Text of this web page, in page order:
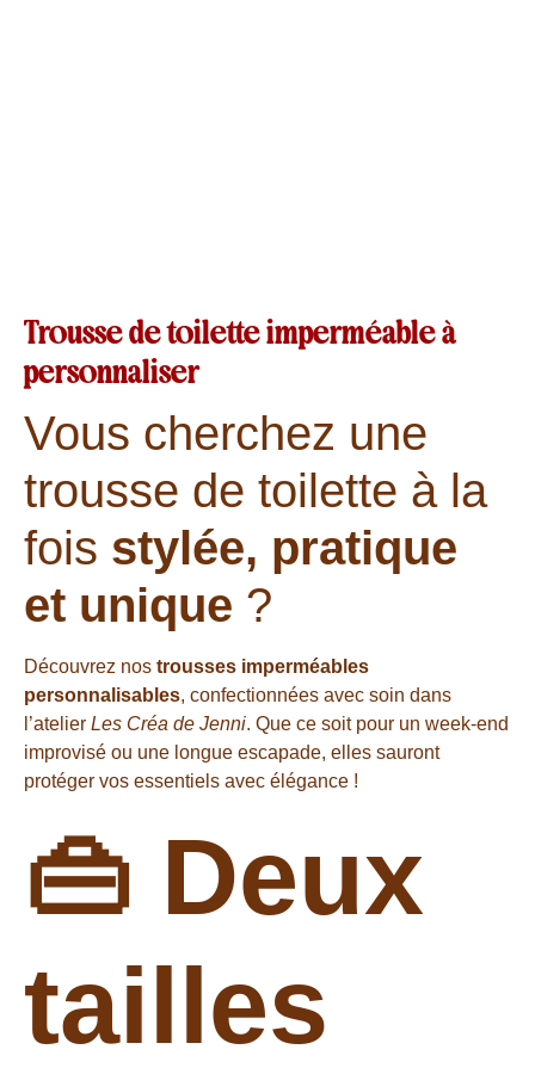
Trousse de toilette imperméable à
personnaliser
Vous cherchez une
trousse de toilette à la
fois stylée, pratique
et unique ?
Découvrez nos trousses imperméables
personnalisables, confectionnées avec soin dans
l’atelier Les Créa de Jenni. Que ce soit pour un week-end
improvisé ou une longue escapade, elles sauront
protéger vos essentiels avec élégance !
👜 Deux
tailles